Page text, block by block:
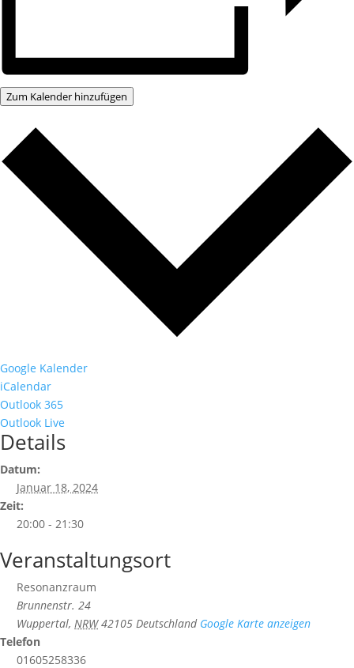
Zum Kalender hinzufügen
Google Kalender
iCalendar
Outlook 365
Outlook Live
Details
Datum:
Januar 18, 2024
Zeit:
20:00 - 21:30
Veranstaltungsort
Resonanzraum
Brunnenstr. 24
Wuppertal, NRW 42105 Deutschland Google Karte anzeigen
Telefon
01605258336